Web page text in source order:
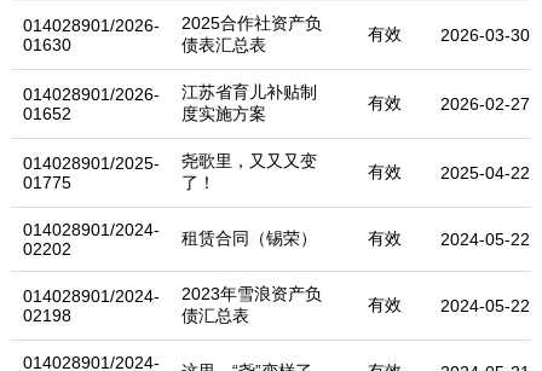
014028901/2026-
01630
2025合作社资产负
债表汇总表
有效 2026-03-30
014028901/2026-
01652
江苏省育儿补贴制
度实施方案
有效 2026-02-27
014028901/2025-
01775
尧歌里，又又又变
了！
有效 2025-04-22
014028901/2024-
02202
租赁合同（锡荣） 有效 2024-05-22
014028901/2024-
02198
2023年雪浪资产负
债汇总表
有效 2024-05-22
014028901/2024-